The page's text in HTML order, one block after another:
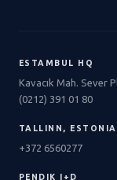
ESTAMBUL HQ
Kavacık Mah. Sever
(0212) 391 01 80
TALLINN, ESTONIA
+372 6560277
PENDIK I+D